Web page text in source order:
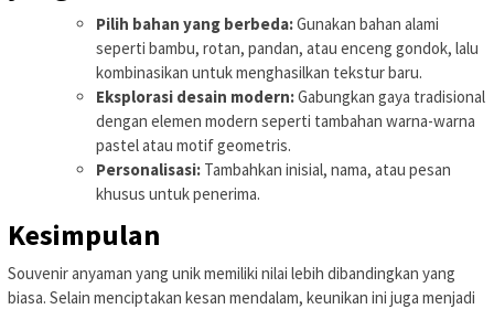
Pilih bahan yang berbeda:Gunakan bahan alami
seperti bambu, rotan, pandan, atau enceng gondok, lalu
kombinasikan untuk menghasilkan tekstur baru.
Eksplorasi desain modern:Gabungkan gaya tradisional
dengan elemen modern seperti tambahan warna-warna
pastel atau motif geometris.
Personalisasi: Tambahkan inisial, nama, atau pesan
khusus untuk penerima.
Kesimpulan
Souvenir anyaman yang unik memiliki nilai lebih dibandingkan yang
biasa. Selain menciptakan kesan mendalam, keunikan ini juga menjadi